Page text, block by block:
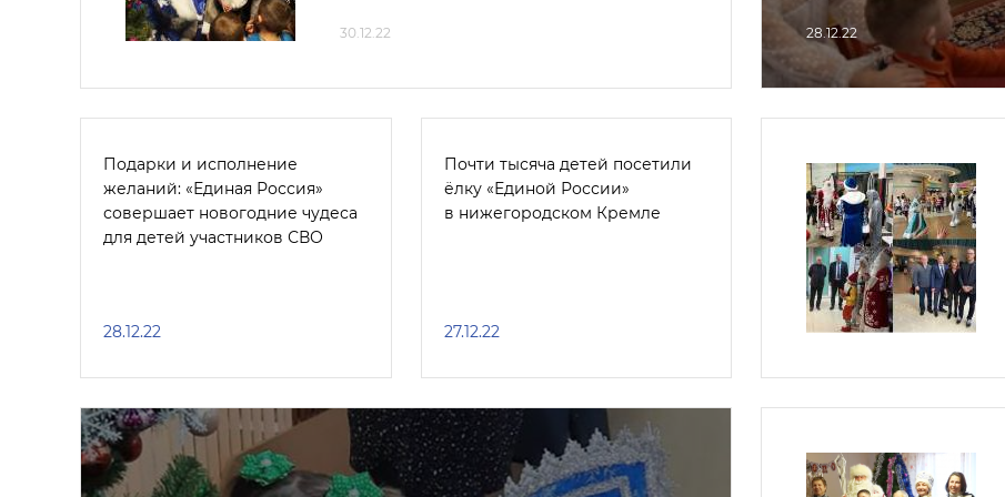
30.12.22 28.12.22
Подарки и исполнение
желаний: «Единая Россия»
совершает новогодние чудеса
для детей участников СВО
28.12.22
Почти тысяча детей посетили
ёлку «Единой России»
в нижегородском Кремле
27.12.22